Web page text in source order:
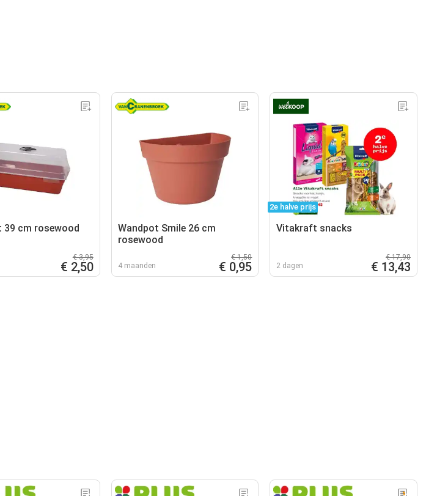
39 cm rosewood
€ 3,95
€ 2,50
Wandpot Smile 26 cm
rosewood
4 maanden
€ 1,50
€ 0,95
2e halve prijs
Vitakraft snacks
2 dagen
€ 17,90
€ 13,43